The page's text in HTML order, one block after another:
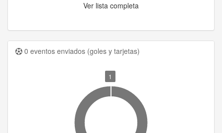
Ver lista completa
0 eventos enviados (goles y tarjetas)
1